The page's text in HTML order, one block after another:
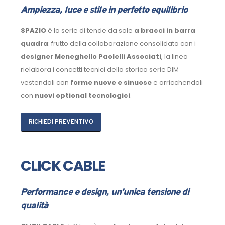
Ampiezza, luce e stile in perfetto equilibrio
SPAZIOè la serie di tende da sole a bracci in barra
quadra: frutto della collaborazione consolidata con i
designer Meneghello Paolelli Associati, la linea
rielabora i concetti tecnici della storica serie DIM
vestendoli con forme nuove e sinuose e arricchendoli
con nuovi optional tecnologici.
RICHIEDI PREVENTIVO
CLICK CABLE
Performance e design, un’unica tensione di
qualità